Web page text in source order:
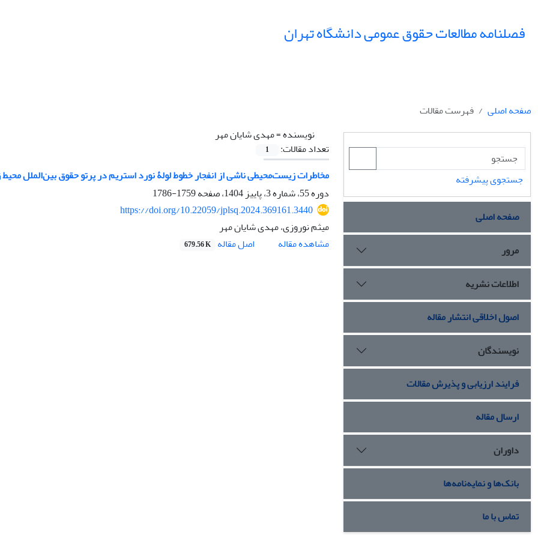
فصلنامه مطالعات حقوق عمومی دانشگاه تهران
صفحه اصلی
فهرست مقالات
نویسنده =مهدی شایان مهر
تعداد مقالات:
1
مخاطرات زیست‌محیطی ناشی از انفجار خطوط لولۀ نورد ‌استریم در پرتو ‏حقوق بین‌الملل
دوره 55، شماره 3، پاییز 1404، صفحه
1759-1786
https://doi.org/10.22059/jplsq.2024.369161.3440
میثم نوروزی، مهدی شایان مهر
مشاهده مقاله
اصل مقاله 679.56 K
جستجوی پیشرفته
صفحه اصلی
مرور
اطلاعات نشریه
اصول اخلاقی انتشار مقاله
نویسندگان
فرایند ارزیابی و پذیرش مقالات
ارسال مقاله
داوران
بانک‌ها و نمایه‌نامه‌ها
تماس با ما